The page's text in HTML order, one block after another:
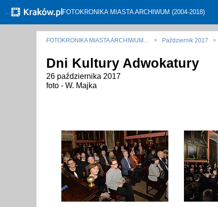
← FOTOKRONIKA MIASTA ARCHIWUM (2004-2018)
FOTOKRONIKA MIASTA ARCHIWUM… Październik 2017
Dni Kultury Adwokatury
26 października 2017
foto - W. Majka